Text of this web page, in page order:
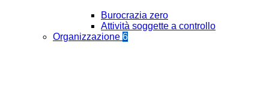
Burocrazia zero
Attività soggette a controllo
Organizzazione 6